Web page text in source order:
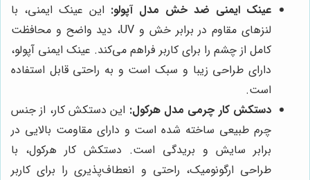
عینک ایمنی ضد خش مدل آپولو: این عینک ایمنی، با
لنزهای مقاوم در برابر خش و UV، دید واضح و محافظت
کامل از چشم را برای کاربر فراهم می‌کند. عینک ایمنی آپولو،
دارای طراحی زیبا و سبک است و به راحتی قابل استفاده
است.
دستکش کار چرمی مدل هرکول: این دستکش کار، از جنس
چرم طبیعی ساخته شده است و دارای مقاومت بالایی در
برابر سایش و بریدگی است. دستکش کار هرکول، با
طراحی ارگونومیک، راحتی و انعطاف‌پذیری را برای کاربر